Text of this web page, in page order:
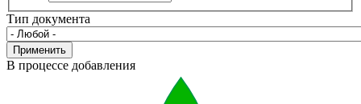
Тип документа
Применить
В процессе добавления